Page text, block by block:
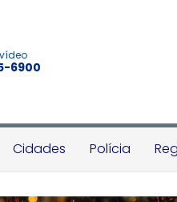
6900
Cidades Polícia